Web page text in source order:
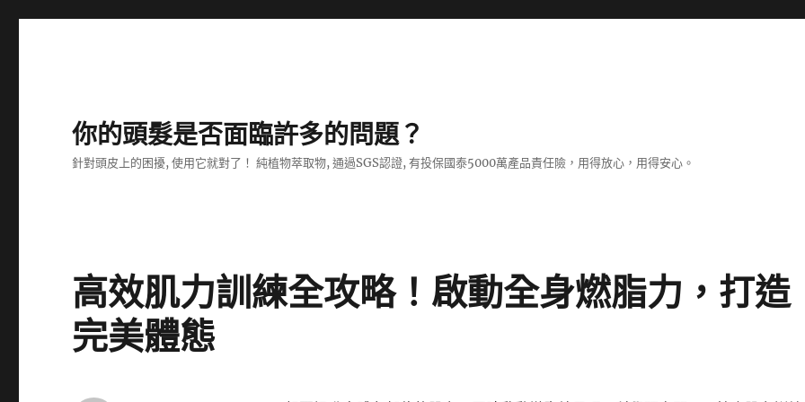
你的頭髮是否面臨許多的問題？
針對頭皮上的困擾, 使用它就對了！ 純植物萃取物, 通過SGS認證, 有投保國泰5000萬產品責任險，用得放心，用得安心。
高效肌力訓練全攻略！啟動全身燃脂力，打造
完美體態